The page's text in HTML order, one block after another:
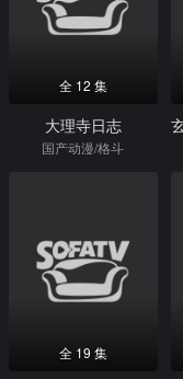
全 12 集
大理寺日志
国产动漫/格斗
全 19 集